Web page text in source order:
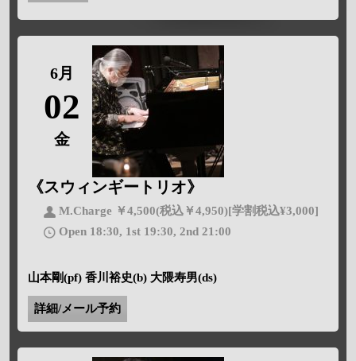
6月
02
金
《スウィンギートリオ》
M.Charge ￥4,500(税込￥4,950)[学割税込¥3,000]
Open 18:30, 1st 19:30, 2nd 21:00
山本剛(pf) 香川裕史(b) 大隈寿男(ds)
詳細/メール予約